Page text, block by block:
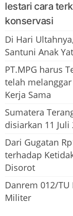
lestari cara
konservasi
Di Hari
Santuni Anak
PT.MPG harus
telah
Kerja Sama
Sumatera
disiarkan 11 Juli
Dari Gugatan
terhadap
Disorot
Danrem 012/
Militer